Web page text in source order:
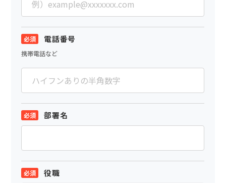
電話番号
携帯電話など
部署名
役職